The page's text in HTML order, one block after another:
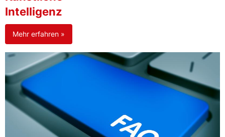
Intelligenz
Mehr erfahren »